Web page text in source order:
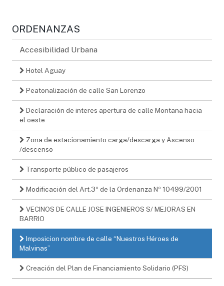
ORDENANZAS
Accesibilidad Urbana
Hotel Aguay
Peatonalización de calle San Lorenzo
Declaración de interes apertura de calle Montana hacia
el oeste
Zona de estacionamiento carga/descarga y Ascenso
/descenso
Transporte público de pasajeros
Modificación del Art.3º de la Ordenanza Nº 10499/2001
VECINOS DE CALLE JOSE INGENIEROS S/ MEJORAS EN
BARRIO
Imposicion nombre de calle “Nuestros Héroes de
Malvinas”
Creación del Plan de Financiamiento Solidario (PFS)